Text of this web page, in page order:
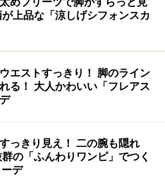
上品な「涼しげシフォンスカ
ウエストすっきり！ 脚のライン
る！ 大人かわいい「フレアス
っきり見え！ 二の腕も隠れ
の「ふんわりワンピ」でつく
デ